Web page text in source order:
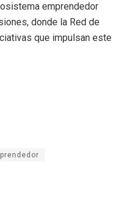
emprendedor
donde la Red de
que impulsan este